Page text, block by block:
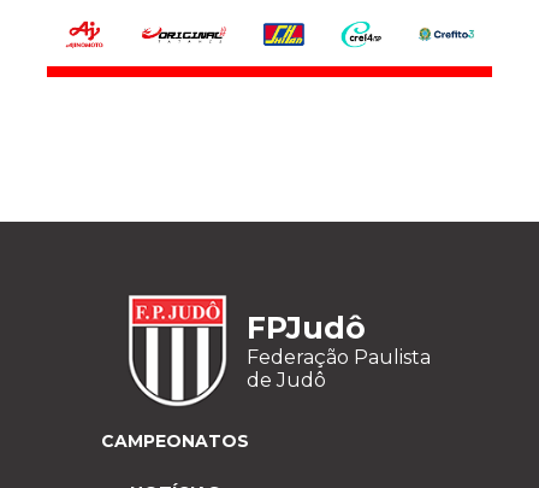
FPJudô
Federação Paulista
de Judô
CAMPEONATOS